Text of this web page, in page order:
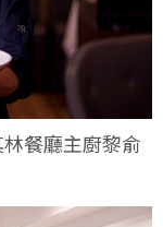
餐廳主廚黎俞